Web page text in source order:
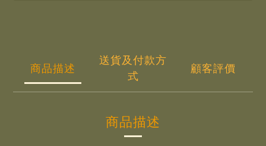
商品描述
送貨及付款方
式
顧客評價
商品描述